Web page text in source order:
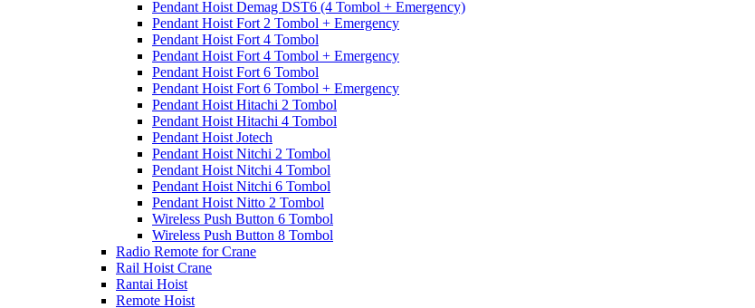
Pendant Hoist Demag DST6 (4 Tombol + Emergency)
Pendant Hoist Fort 2 Tombol + Emergency
Pendant Hoist Fort 4 Tombol
Pendant Hoist Fort 4 Tombol + Emergency
Pendant Hoist Fort 6 Tombol
Pendant Hoist Fort 6 Tombol + Emergency
Pendant Hoist Hitachi 2 Tombol
Pendant Hoist Hitachi 4 Tombol
Pendant Hoist Jotech
Pendant Hoist Nitchi 2 Tombol
Pendant Hoist Nitchi 4 Tombol
Pendant Hoist Nitchi 6 Tombol
Pendant Hoist Nitto 2 Tombol
Wireless Push Button 6 Tombol
Wireless Push Button 8 Tombol
Radio Remote for Crane
Rail Hoist Crane
Rantai Hoist
Remote Hoist